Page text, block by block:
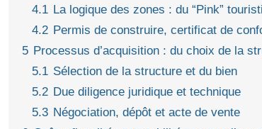
4.1 La logique des zones : du “Pink”
4.2 Permis de construire, certificat de
5 Processus d’acquisition : du choix de la
5.1 Sélection de la structure et du bien
5.2 Due diligence juridique et technique
5.3 Négociation, dépôt et acte de vente